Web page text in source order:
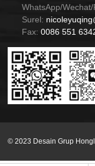
WhatsApp/Wechat/
Surel:
Fax: 0086 551
© 2023 Desain Grup